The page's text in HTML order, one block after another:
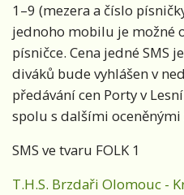
1–9 (mezera a číslo
jednoho mobilu je možné
písničce. Cena jedné SMS
diváků bude vyhlášen v
předávání cen Porty v
spolu s dalšími oceněnými
SMS ve tvaru FOLK 1
T.H.S. Brzdaři Olomouc -